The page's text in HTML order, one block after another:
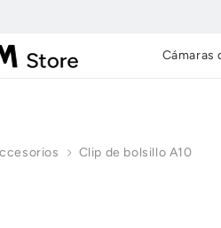
Cámaras
Clip de bolsillo A10